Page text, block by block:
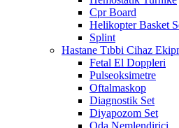
Cpr Board
Helikopter Basket
Splint
Hastane Tıbbi Cihaz
Fetal El Doppleri
Pulseoksimetre
Oftalmaskop
Diagnostik Set
Diyapozom Set